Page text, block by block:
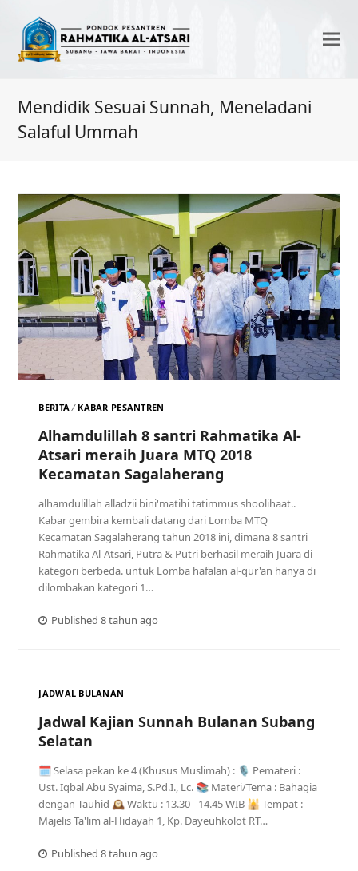
Mendidik Sesuai Sunnah, Meneladani
Salaful Ummah
BERITA KABAR PESANTREN
Alhamdulillah 8 santri Rahmatika Al-
Atsari meraih Juara MTQ 2018
Kecamatan Sagalaherang
alhamdulillah alladzii bini'matihi tatimmus shoolihaat..
Kabar gembira kembali datang dari Lomba MTQ
Kecamatan Sagalaherang tahun 2018 ini, dimana 8 santri
Rahmatika Al-Atsari, Putra & Putri berhasil meraih Juara di
kategori berbeda. untuk Lomba hafalan al-qur'an hanya di
dilombakan kategori 1…
Published 8 tahun ago
JADWAL BULANAN
Jadwal Kajian Sunnah Bulanan Subang
Selatan
🗓 Selasa pekan ke 4 (Khusus Muslimah) : 🎙 Pemateri :
Ust. Iqbal Abu Syaima, S.Pd.I., Lc. 📚 Materi/Tema : Bahagia
dengan Tauhid 🕰 Waktu : 13.30 - 14.45 WIB 🕌 Tempat :
Majelis Ta'lim al-Hidayah 1, Kp. Dayeuhkolot RT…
Published 8 tahun ago